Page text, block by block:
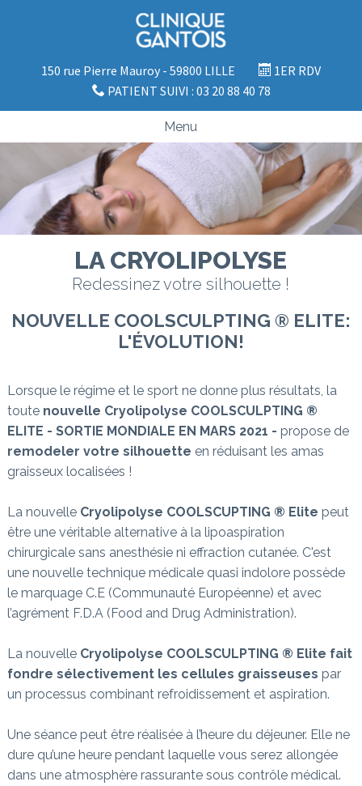
150 rue Pierre Mauroy - 59800 LILLE
1ER RDV
PATIENT SUIVI : 03 20 88 40 78
Menu
LA CRYOLIPOLYSE
Redessinez votre silhouette !
NOUVELLE COOLSCULPTING ® ELITE:
L'ÉVOLUTION!
Lorsque le régime et le sport ne donne plus résultats, la
toute nouvelle Cryolipolyse COOLSCULPTING ®
ELITE - SORTIE MONDIALE EN MARS 2021 - propose de
remodeler votre silhouette en réduisant les amas
graisseux localisées !
La nouvelle Cryolipolyse COOLSCUPTING ® Elite peut
être une véritable alternative à la lipoaspiration
chirurgicale sans anesthésie ni effraction cutanée. C'est
une nouvelle technique médicale quasi indolore possède
le marquage C.E (Communauté Européenne) et avec
l’agrément F.D.A (Food and Drug Administration).
La nouvelle Cryolipolyse COOLSCULPTING ® Elite fait
fondre sélectivement les cellules graisseuses par
un processus combinant refroidissement et aspiration.
Une séance peut être réalisée à l’heure du déjeuner. Elle ne
dure qu’une heure pendant laquelle vous serez allongée
dans une atmosphère rassurante sous contrôle médical.